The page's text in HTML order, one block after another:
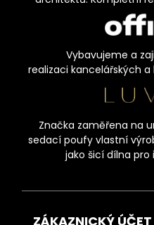
Vybavujeme a
realizaci kancelářských
Značka zaměřena na
sedací poufy vlastní
jako šicí dílna pro
ZÁKAZNICKÝ ÚČET